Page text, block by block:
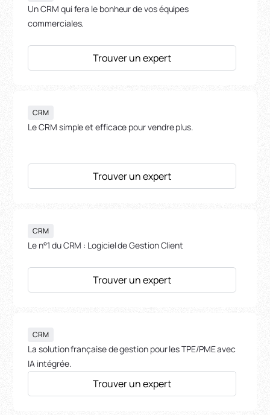
Un CRM qui fera le bonheur de vos équipes
commerciales.
Trouver un expert
CRM
Le CRM simple et efficace pour vendre plus.
Trouver un expert
CRM
Le n°1 du CRM : Logiciel de Gestion Client
Trouver un expert
CRM
La solution française de gestion pour les TPE/PME avec
IA intégrée.
Trouver un expert